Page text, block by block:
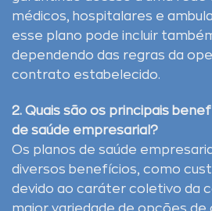
médicos, hospitalares e
esse plano pode incluir
dependendo das regras da
contrato estabelecido.
2. Quais são os principais
de saúde empresarial?
Os planos de saúde
diversos benefícios, como
devido ao caráter coletivo da